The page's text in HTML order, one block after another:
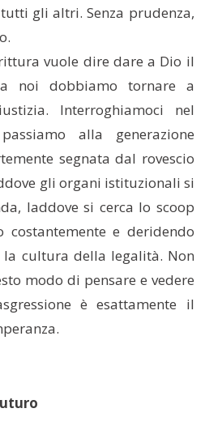
gli altri. Senza prudenza,
vuole dire dare a Dio il
noi dobbiamo tornare a
Interroghiamoci nel
alla generazione
segnata dal rovescio
gli organi istituzionali si
laddove si cerca lo scoop
costantemente e deridendo
la cultura della legalità. Non
modo di pensare e vedere
è esattamente il